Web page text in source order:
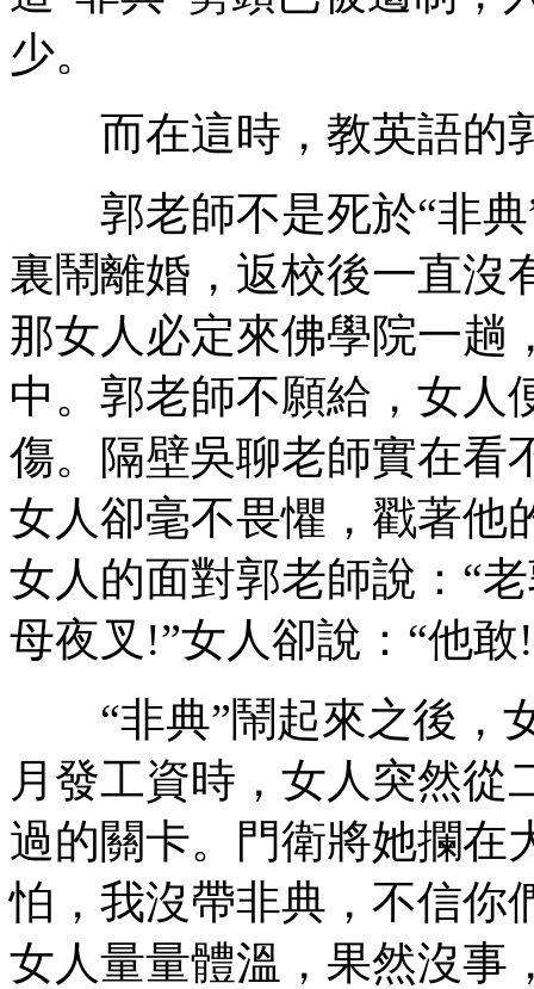
少。
而在這時，教英語的
郭老師不是死於“非典
裏鬧離婚，返校後一直沒
那女人必定來佛學院一趟
中。郭老師不願給，女人
傷。隔壁吳聊老師實在看
女人卻毫不畏懼，戳著他
女人的面對郭老師說：“
母夜叉!”女人卻說：“他
“非典”鬧起來之後，
月發工資時，女人突然從
過的關卡。門衛將她攔在
怕，我沒帶非典，不信你
女人量量體溫，果然沒事